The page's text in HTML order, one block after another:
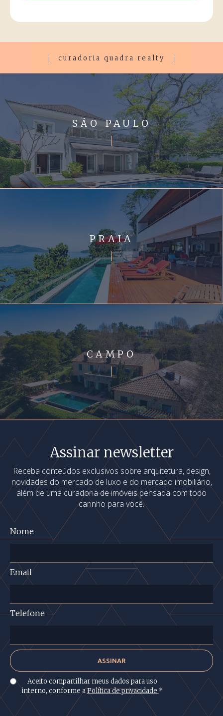
curadoria quadra realty
SÃO PAULO
PRAIA
CAMPO
Assinar newsletter
Receba conteúdos exclusivos sobre arquitetura, design,
novidades do mercado de luxo e do mercado imobiliário,
além de uma curadoria de imóveis pensada com todo
carinho para você.
Nome
Email
Telefone
Aceito compartilhar meus dados para uso
interno, conforme aPolítica de privacidade *